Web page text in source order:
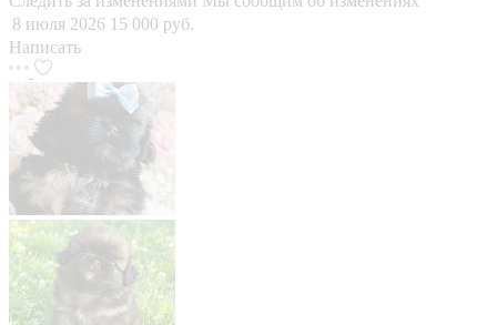
8 июля 2026 15 000 руб.
Написать